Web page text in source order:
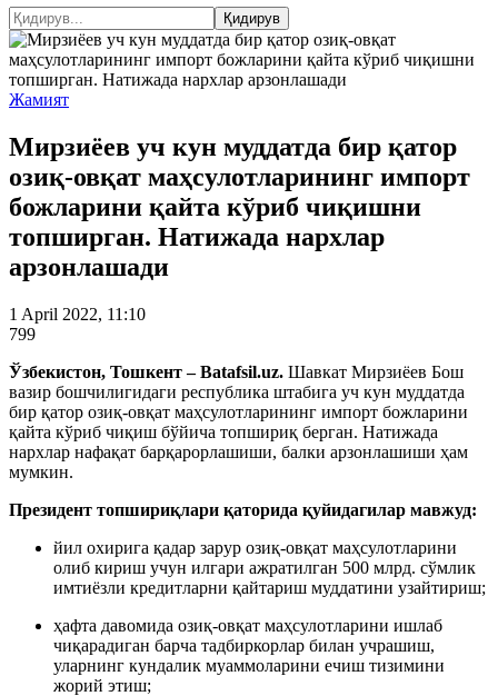
Жамият
Мирзиёев уч кун муддатда бир қатор
озиқ-овқат маҳсулотларининг импорт
божларини қайта кўриб чиқишни
топширган. Натижада нархлар
арзонлашади
1 April 2022, 11:10
799
Ўзбекистон, Тошкент – Batafsil.uz. Шавкат Мирзиёев Бош
вазир бошчилигидаги республика штабига уч кун муддатда
бир қатор озиқ-овқат маҳсулотларининг импорт божларини
қайта кўриб чиқиш бўйича топшириқ берган. Натижада
нархлар нафақат барқарорлашиши, балки арзонлашиши ҳам
мумкин.
Президент топшириқлари қаторида қуйидагилар мавжуд:
йил охирига қадар зарур озиқ-овқат маҳсулотларини
олиб кириш учун илгари ажратилган 500 млрд. сўмлик
имтиёзли кредитларни қайтариш муддатини узайтириш;
ҳафта давомида озиқ-овқат маҳсулотларини ишлаб
чиқарадиган барча тадбиркорлар билан учрашиш,
уларнинг кундалик муаммоларини ечиш тизимини
жорий этиш;